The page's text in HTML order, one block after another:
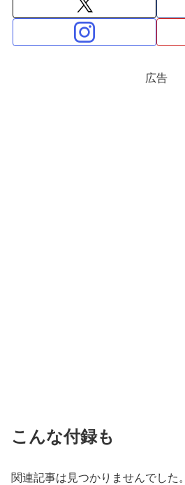
広告
こんな付録も
関連記事は見つかりませんでした。